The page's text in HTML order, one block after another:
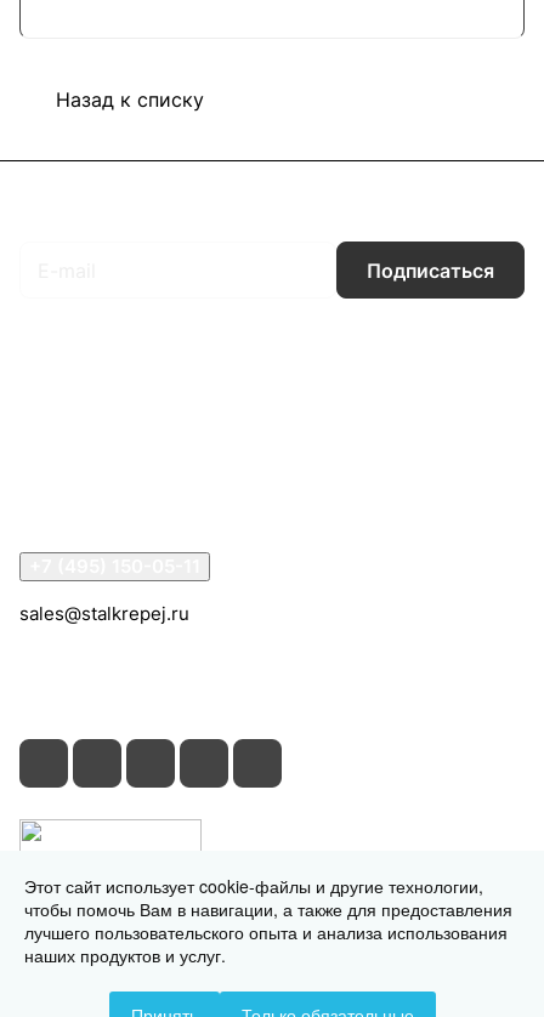
Назад к списку
Подписаться
sales@stalkrepej.ru
© 2026 © 2026 © СтальКрепеж - интернет-магазин
Этот сайт использует cookie-файлы и другие технологии,
чтобы помочь Вам в навигации, а также для предоставления
лучшего пользовательского опыта и анализа использования
наших продуктов и услуг.